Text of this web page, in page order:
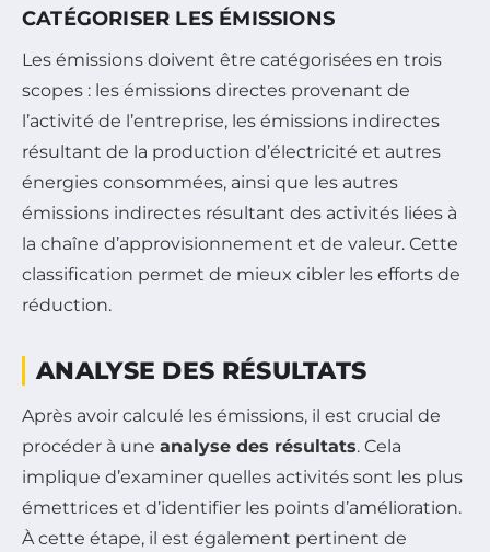
CATÉGORISER LES ÉMISSIONS
Les émissions doivent être catégorisées en trois
scopes : les émissions directes provenant de
l’activité de l’entreprise, les émissions indirectes
résultant de la production d’électricité et autres
énergies consommées, ainsi que les autres
émissions indirectes résultant des activités liées à
la chaîne d’approvisionnement et de valeur. Cette
classification permet de mieux cibler les efforts de
réduction.
ANALYSE DES RÉSULTATS
Après avoir calculé les émissions, il est crucial de
procéder à une analyse des résultats. Cela
implique d’examiner quelles activités sont les plus
émettrices et d’identifier les points d’amélioration.
À cette étape, il est également pertinent de